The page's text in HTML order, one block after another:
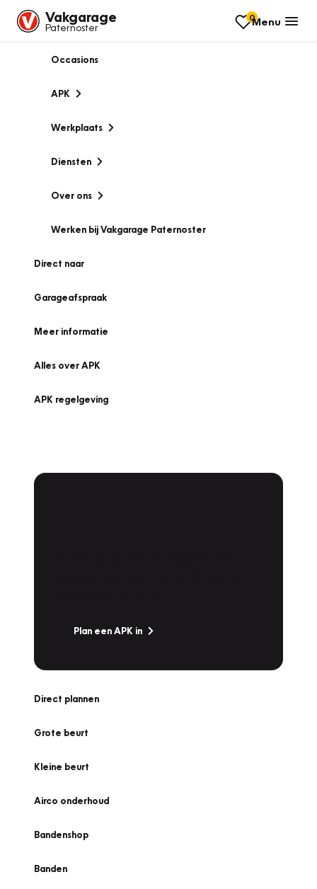
Vakgarage
Paternoster
0Menu
Occasions
APK
Werkplaats
Diensten
Over ons
Werken bij Vakgarage Paternoster
Direct naar
Garageafspraak
Meer informatie
Alles over APK
APK regelgeving
Plan een APK in
Direct plannen
Grote beurt
Kleine beurt
Airco onderhoud
Bandenshop
Banden